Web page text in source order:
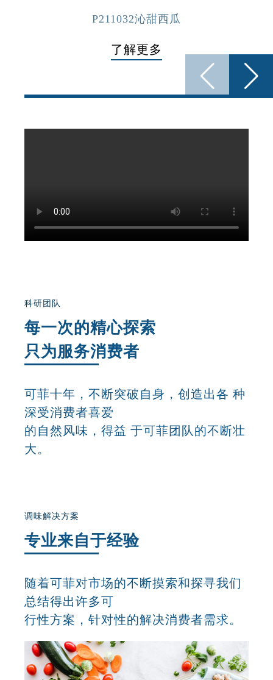
P211032沁甜西瓜
了解更多
科研团队
每一次的精心探索
只为服务消费者
可菲十年，不断突破自身，创造出各 种
深受消费者喜爱
的自然风味，得益 于可菲团队的不断壮
大。
调味解决方案
专业来自于经验
随着可菲对市场的不断摸索和探寻我们
总结得出许多可
行性方案，针对性的解决消费者需求。